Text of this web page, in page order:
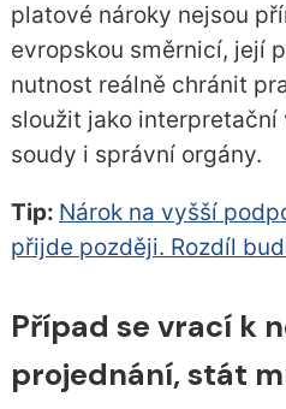
platové nároky nejsou
evropskou směrnicí, její
nutnost reálně chránit
sloužit jako
soudy i správní orgány.
Tip: Nárok na vyšší
přijde později. Rozdíl
Případ se vrací k
projednání, stát